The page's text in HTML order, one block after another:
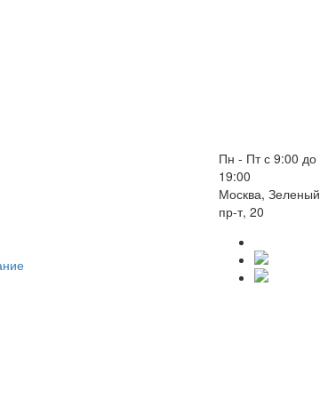
Пн - Пт с 9:00 до
19:00
Москва, Зеленый
пр-т, 20